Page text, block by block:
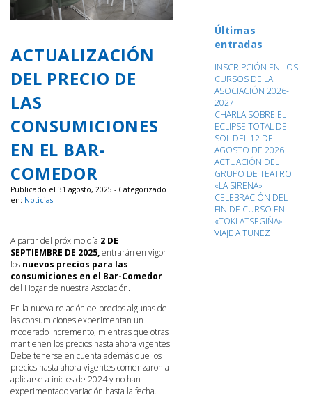
ACTUALIZACIÓN
DEL PRECIO DE
LAS
CONSUMICIONES
EN EL BAR-
COMEDOR
Publicado el 31 agosto, 2025 - Categorizado
en: Noticias
A partir del próximo día 2 DE
SEPTIEMBRE DE 2025,entrarán en vigor
los nuevos precios para las
consumiciones en el Bar-Comedor
del Hogar de nuestra Asociación.
En la nueva relación de precios algunas de
las consumiciones experimentan un
moderado incremento, mientras que otras
mantienen los precios hasta ahora vigentes.
Debe tenerse en cuenta además que los
precios hasta ahora vigentes comenzaron a
aplicarse a inicios de 2024 y no han
experimentado variación hasta la fecha.
Últimas
entradas
INSCRIPCIÓN EN LOS
CURSOS DE LA
ASOCIACIÓN 2026-
2027
CHARLA SOBRE EL
ECLIPSE TOTAL DE
SOL DEL 12 DE
AGOSTO DE 2026
ACTUACIÓN DEL
GRUPO DE TEATRO
«LA SIRENA»
CELEBRACIÓN DEL
FIN DE CURSO EN
«TOKI ATSEGIÑA»
VIAJE A TUNEZ